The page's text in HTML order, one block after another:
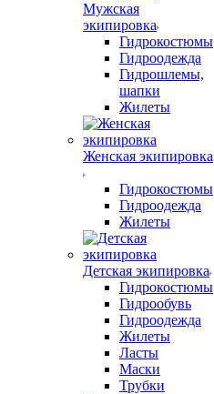
Мужская
экипировка
Гидрокостюмы
Гидроодежда
Гидрошлемы,
шапки
Жилеты
Женская экипировка
Гидрокостюмы
Гидроодежда
Жилеты
Детская экипировка
Гидрокостюмы
Гидрообувь
Гидроодежда
Жилеты
Ласты
Маски
Трубки